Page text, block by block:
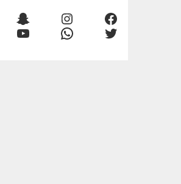
فيسبوكإنستجرام
سناب شات
تويتر واتسابيوتيوب